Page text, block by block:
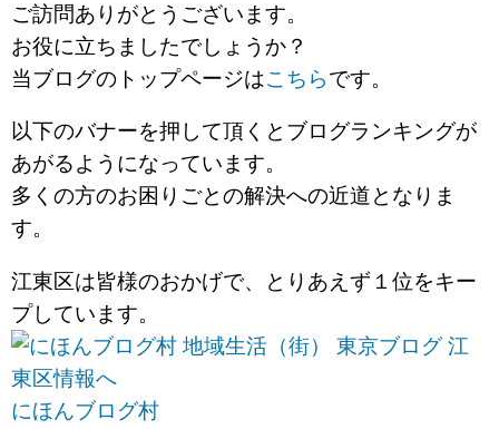
ご訪問ありがとうございます。
お役に立ちましたでしょうか？
当ブログのトップページはこちらです。
以下のバナーを押して頂くとブログランキングが
あがるようになっています。
多くの方のお困りごとの解決への近道となりま
す。
江東区は皆様のおかげで、とりあえず１位をキー
プしています。
にほんブログ村